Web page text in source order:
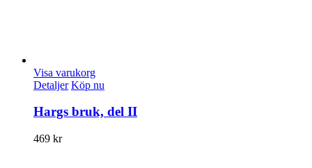
Visa varukorg
Detaljer Köp nu
Hargs bruk, del II
469 kr